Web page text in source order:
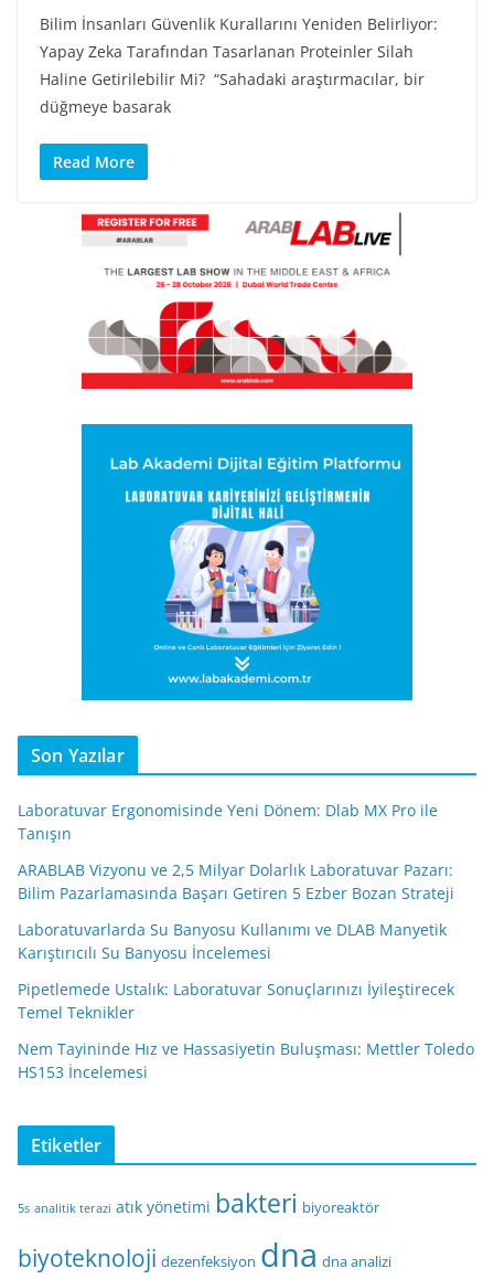
Bilim İnsanları Güvenlik Kurallarını Yeniden Belirliyor:
Yapay Zeka Tarafından Tasarlanan Proteinler Silah
Haline Getirilebilir Mi? “Sahadaki araştırmacılar, bir
düğmeye basarak
Read More
Son Yazılar
Laboratuvar Ergonomisinde Yeni Dönem: Dlab MX Pro ile
Tanışın
ARABLAB Vizyonu ve 2,5 Milyar Dolarlık Laboratuvar Pazarı:
Bilim Pazarlamasında Başarı Getiren 5 Ezber Bozan Strateji
Laboratuvarlarda Su Banyosu Kullanımı ve DLAB Manyetik
Karıştırıcılı Su Banyosu İncelemesi
Pipetlemede Ustalık: Laboratuvar Sonuçlarınızı İyileştirecek
Temel Teknikler
Nem Tayininde Hız ve Hassasiyetin Buluşması: Mettler Toledo
HS153 İncelemesi
Etiketler
5s analitik terazi atık yönetimi bakteri biyoreaktör
biyoteknoloji dezenfeksiyon dna dna analizi